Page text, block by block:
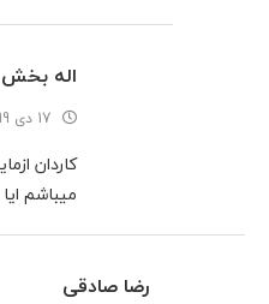
اله
17 دی 1399 - 02:38
میباشم
رضا صادقی